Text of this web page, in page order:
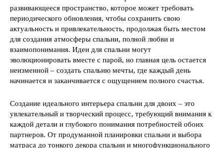
развивающееся пространство, которое может требовать
периодического обновления, чтобы сохранить свою
актуальность и привлекательность, продолжая быть местом
для создания атмосферы спальни, полной любви и
взаимопонимания. Идеи для спальни могут
эволюционировать вместе с парой, но главная цель остается
неизменной – создать спальню мечты, где каждый день
начинается и заканчивается с ощущением полного счастья.
Создание идеального интерьера спальни для двоих – это
увлекательный и творческий процесс, требующий внимания к
каждой детали и глубокого понимания потребностей обоих
партнеров. От продуманной планировки спальни и выбора
матраса до тонкого декора спальни и многофункционального